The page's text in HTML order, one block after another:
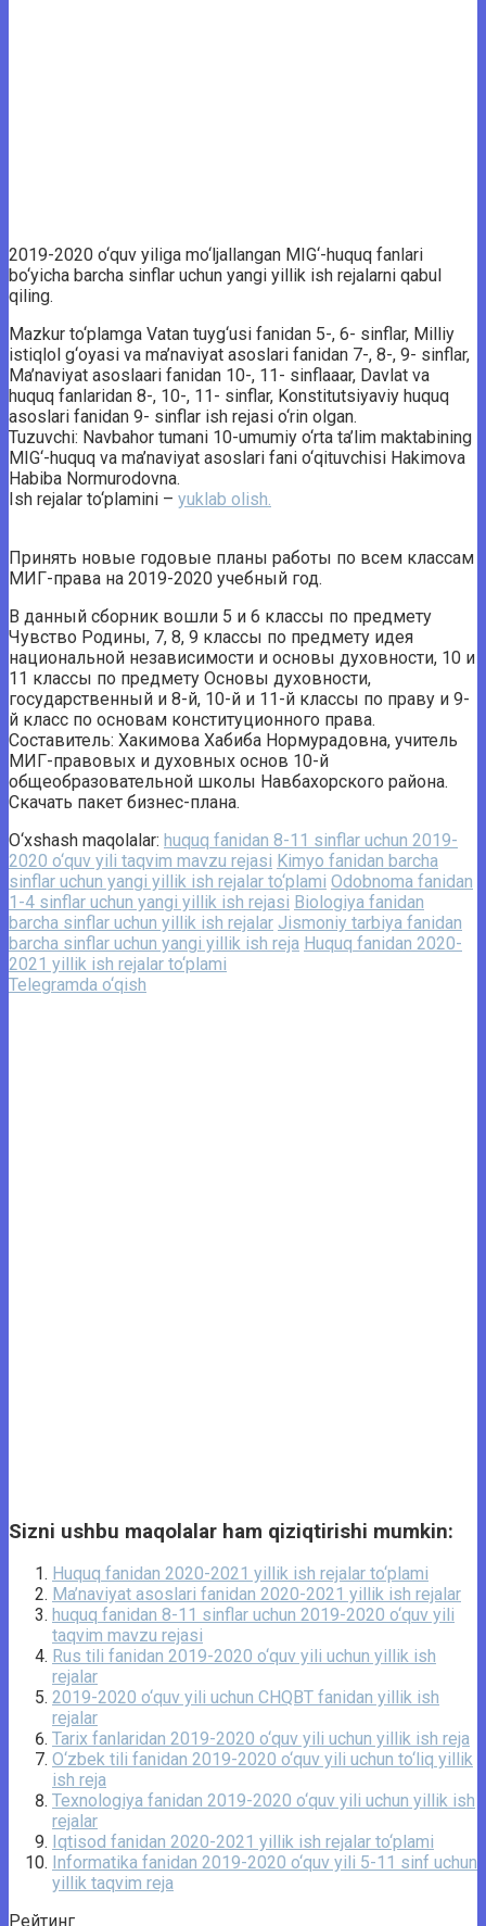
2019-2020 o‘quv yiliga mo‘ljallangan MIG‘-huquq fanlari
bo‘yicha barcha sinflar uchun yangi yillik ish rejalarni qabul
qiling.
Mazkur to‘plamga Vatan tuyg‘usi fanidan 5-, 6- sinflar, Milliy
istiqlol g‘oyasi va ma’naviyat asoslari fanidan 7-, 8-, 9- sinflar,
Ma’naviyat asoslaari fanidan 10-, 11- sinflaaar, Davlat va
huquq fanlaridan 8-, 10-, 11- sinflar, Konstitutsiyaviy huquq
asoslari fanidan 9- sinflar ish rejasi o‘rin olgan.
Tuzuvchi: Navbahor tumani 10-umumiy o‘rta ta’lim maktabining
MIG‘-huquq va ma’naviyat asoslari fani o‘qituvchisi Hakimova
Habiba Normurodovna.
Ish rejalar to‘plamini – yuklab olish.
Принять новые годовые планы работы по всем классам
МИГ-права на 2019-2020 учебный год.
В данный сборник вошли 5 и 6 классы по предмету
Чувство Родины, 7, 8, 9 классы по предмету идея
национальной независимости и основы духовности, 10 и
11 классы по предмету Основы духовности,
государственный и 8-й, 10-й и 11-й классы по праву и 9-
й класс по основам конституционного права.
Составитель: Хакимова Хабиба Нормурадовна, учитель
МИГ-правовых и духовных основ 10-й
общеобразовательной школы Навбахорского района.
Скачать пакет бизнес-плана.
O‘xshash maqolalar: huquq fanidan 8-11 sinflar uchun 2019-
2020 o‘quv yili taqvim mavzu rejasi Kimyo fanidan barcha
sinflar uchun yangi yillik ish rejalar to‘plami Odobnoma fanidan
1-4 sinflar uchun yangi yillik ish rejasi Biologiya fanidan
barcha sinflar uchun yillik ish rejalar Jismoniy tarbiya fanidan
barcha sinflar uchun yangi yillik ish reja Huquq fanidan 2020-
2021 yillik ish rejalar to‘plami
Telegramda o‘qish
Sizni ushbu maqolalar ham qiziqtirishi mumkin:
Huquq fanidan 2020-2021 yillik ish rejalar to‘plami
Ma’naviyat asoslari fanidan 2020-2021 yillik ish rejalar
huquq fanidan 8-11 sinflar uchun 2019-2020 o‘quv yili
taqvim mavzu rejasi
Rus tili fanidan 2019-2020 o‘quv yili uchun yillik ish
rejalar
2019-2020 o‘quv yili uchun CHQBT fanidan yillik ish
rejalar
Tarix fanlaridan 2019-2020 o‘quv yili uchun yillik ish reja
O‘zbek tili fanidan 2019-2020 o‘quv yili uchun to‘liq yillik
ish reja
Texnologiya fanidan 2019-2020 o‘quv yili uchun yillik ish
rejalar
Iqtisod fanidan 2020-2021 yillik ish rejalar to‘plami
Informatika fanidan 2019-2020 o‘quv yili 5-11 sinf uchun
yillik taqvim reja
Рейтинг